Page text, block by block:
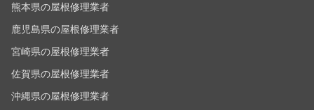
熊本県の屋根修理業者
鹿児島県の屋根修理業者
宮崎県の屋根修理業者
佐賀県の屋根修理業者
沖縄県の屋根修理業者